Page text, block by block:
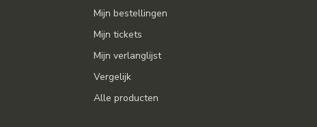
Mijn bestellingen
Mijn tickets
Mijn verlanglijst
Vergelijk
Alle producten